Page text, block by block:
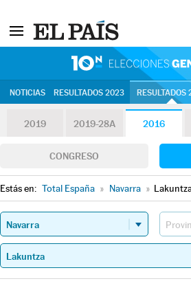
NOTICIAS RESULTADOS 2023 RESULTADOS
2019 2019-28A 2016
CONGRESO
Estás en: Total España » Navarra »